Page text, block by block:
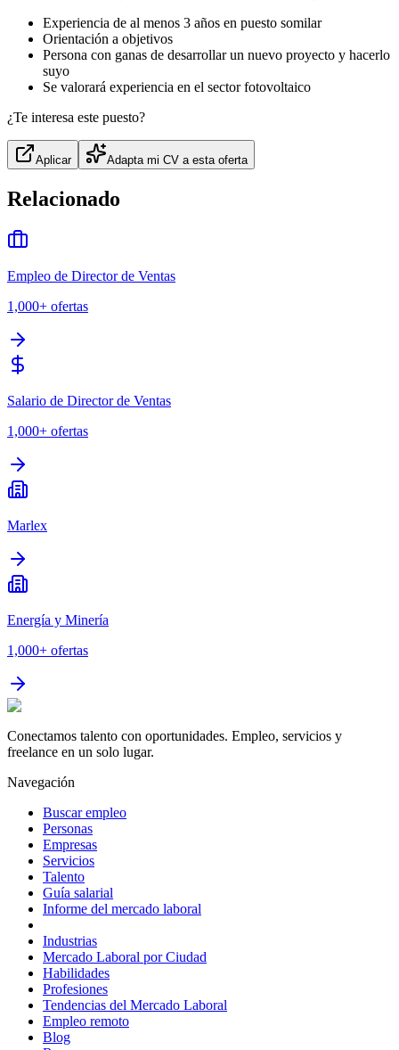
Experiencia de al menos 3 años en puesto somilar
Orientación a objetivos
Persona con ganas de desarrollar un nuevo proyecto y hacerlo
suyo
Se valorará experiencia en el sector fotovoltaico
¿Te interesa este puesto?
Aplicar Adapta mi CV a esta oferta
Relacionado
Empleo de Director de Ventas
1,000+ ofertas
Salario de Director de Ventas
1,000+ ofertas
Marlex
Energía y Minería
1,000+ ofertas
Conectamos talento con oportunidades. Empleo, servicios y
freelance en un solo lugar.
Navegación
Buscar empleo
Personas
Empresas
Servicios
Talento
Guía salarial
Informe del mercado laboral
Industrias
Mercado Laboral por Ciudad
Habilidades
Profesiones
Tendencias del Mercado Laboral
Empleo remoto
Blog